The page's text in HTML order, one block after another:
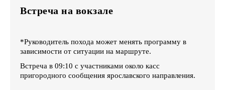
Встреча на вокзале
*Руководитель похода может менять программу в
зависимости от ситуации на маршруте.
Встреча в 09:10 с участниками около касс
пригородного сообщения ярославского направления.